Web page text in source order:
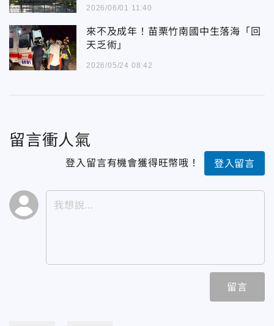
2026/06/01 11:40
來不及成年！苗栗竹南國中生落海「回
天乏術」
2026/05/24 08:42
留言衝人氣
登入留言有機會獲得旺幣哦！ 登入留言
留言